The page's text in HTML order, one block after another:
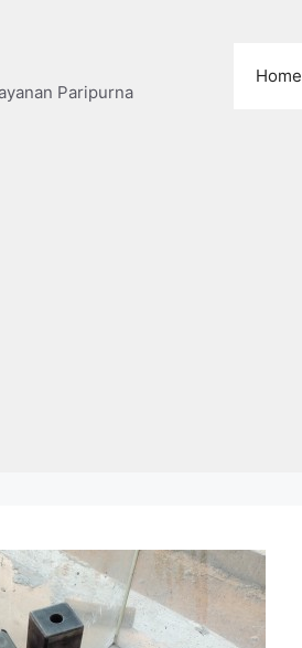
Paripurna
Home